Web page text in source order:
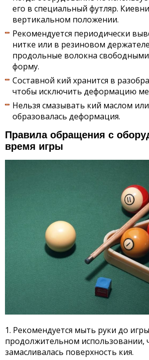
его в специальный футляр.
вертикальном положении.
Рекомендуется периодически
нитке или в резиновом
продольные волокна
форму.
Составной кий хранится в
чтобы исключить деформацию
Нельзя смазывать кий маслом
образовалась деформация.
Правила обращения с
время игры
Рекомендуется мыть руки до
продолжительном использовании,
замасливалась поверхность кия.